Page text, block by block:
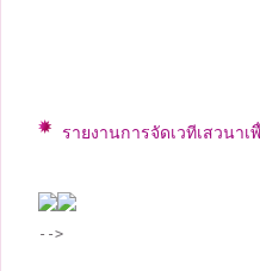
รายงานการจัดเวทีเสวนา
-->